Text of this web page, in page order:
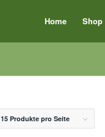
Home Shop
15 Produkte pro Seite